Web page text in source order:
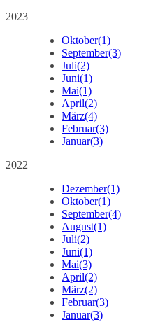
2023
Oktober(1)
September(3)
Juli(2)
Juni(1)
Mai(1)
April(2)
März(4)
Februar(3)
Januar(3)
2022
Dezember(1)
Oktober(1)
September(4)
August(1)
Juli(2)
Juni(1)
Mai(3)
April(2)
März(2)
Februar(3)
Januar(3)